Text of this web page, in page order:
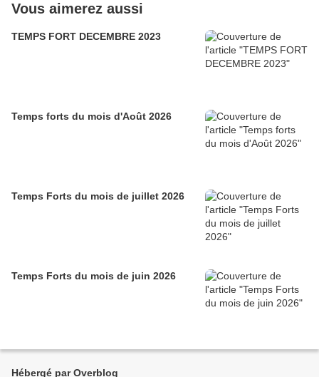
Vous aimerez aussi
TEMPS FORT DECEMBRE 2023
Temps forts du mois d'Août 2026
Temps Forts du mois de juillet 2026
Temps Forts du mois de juin 2026
Hébergé par Overblog